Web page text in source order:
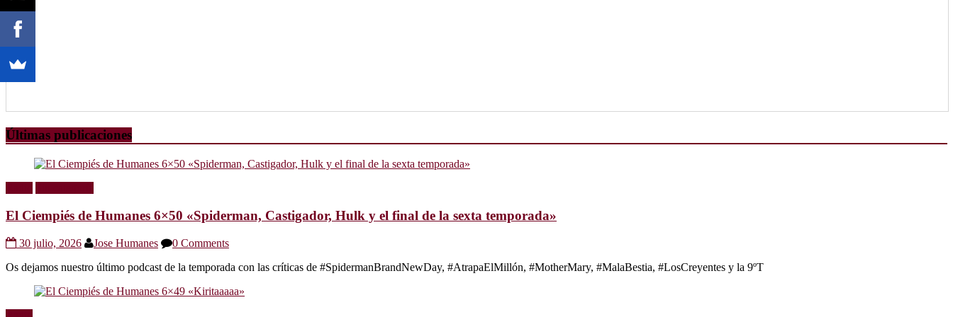
Últimas publicaciones
El Ciempiés de Humanes 6×50 «Spiderman, Castigador, Hulk y el final de la sexta temporada»
30 julio, 2026 Jose Humanes
0 Comments
Os dejamos nuestro último podcast de la temporada con las críticas de #SpidermanBrandNewDay, #AtrapaElMillón, #MotherMary, #MalaBestia, #LosCreyentes y la 9ºT